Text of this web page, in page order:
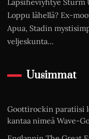
Lapsiheviyhtye
Loppu lähellä? Ex-
Apua, Stadin
veljeskunta…
Uusimmat
Goottirockin paratiisi
kantaa nimeä Wave-